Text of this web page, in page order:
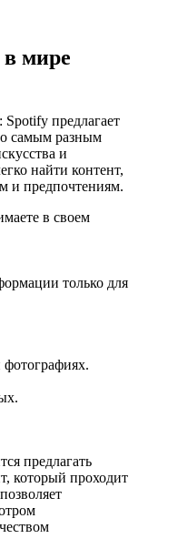
мире
предлагает
самым разным
и
найти контент,
и предпочтениям.
в своем
только для
предлагать
который проходит